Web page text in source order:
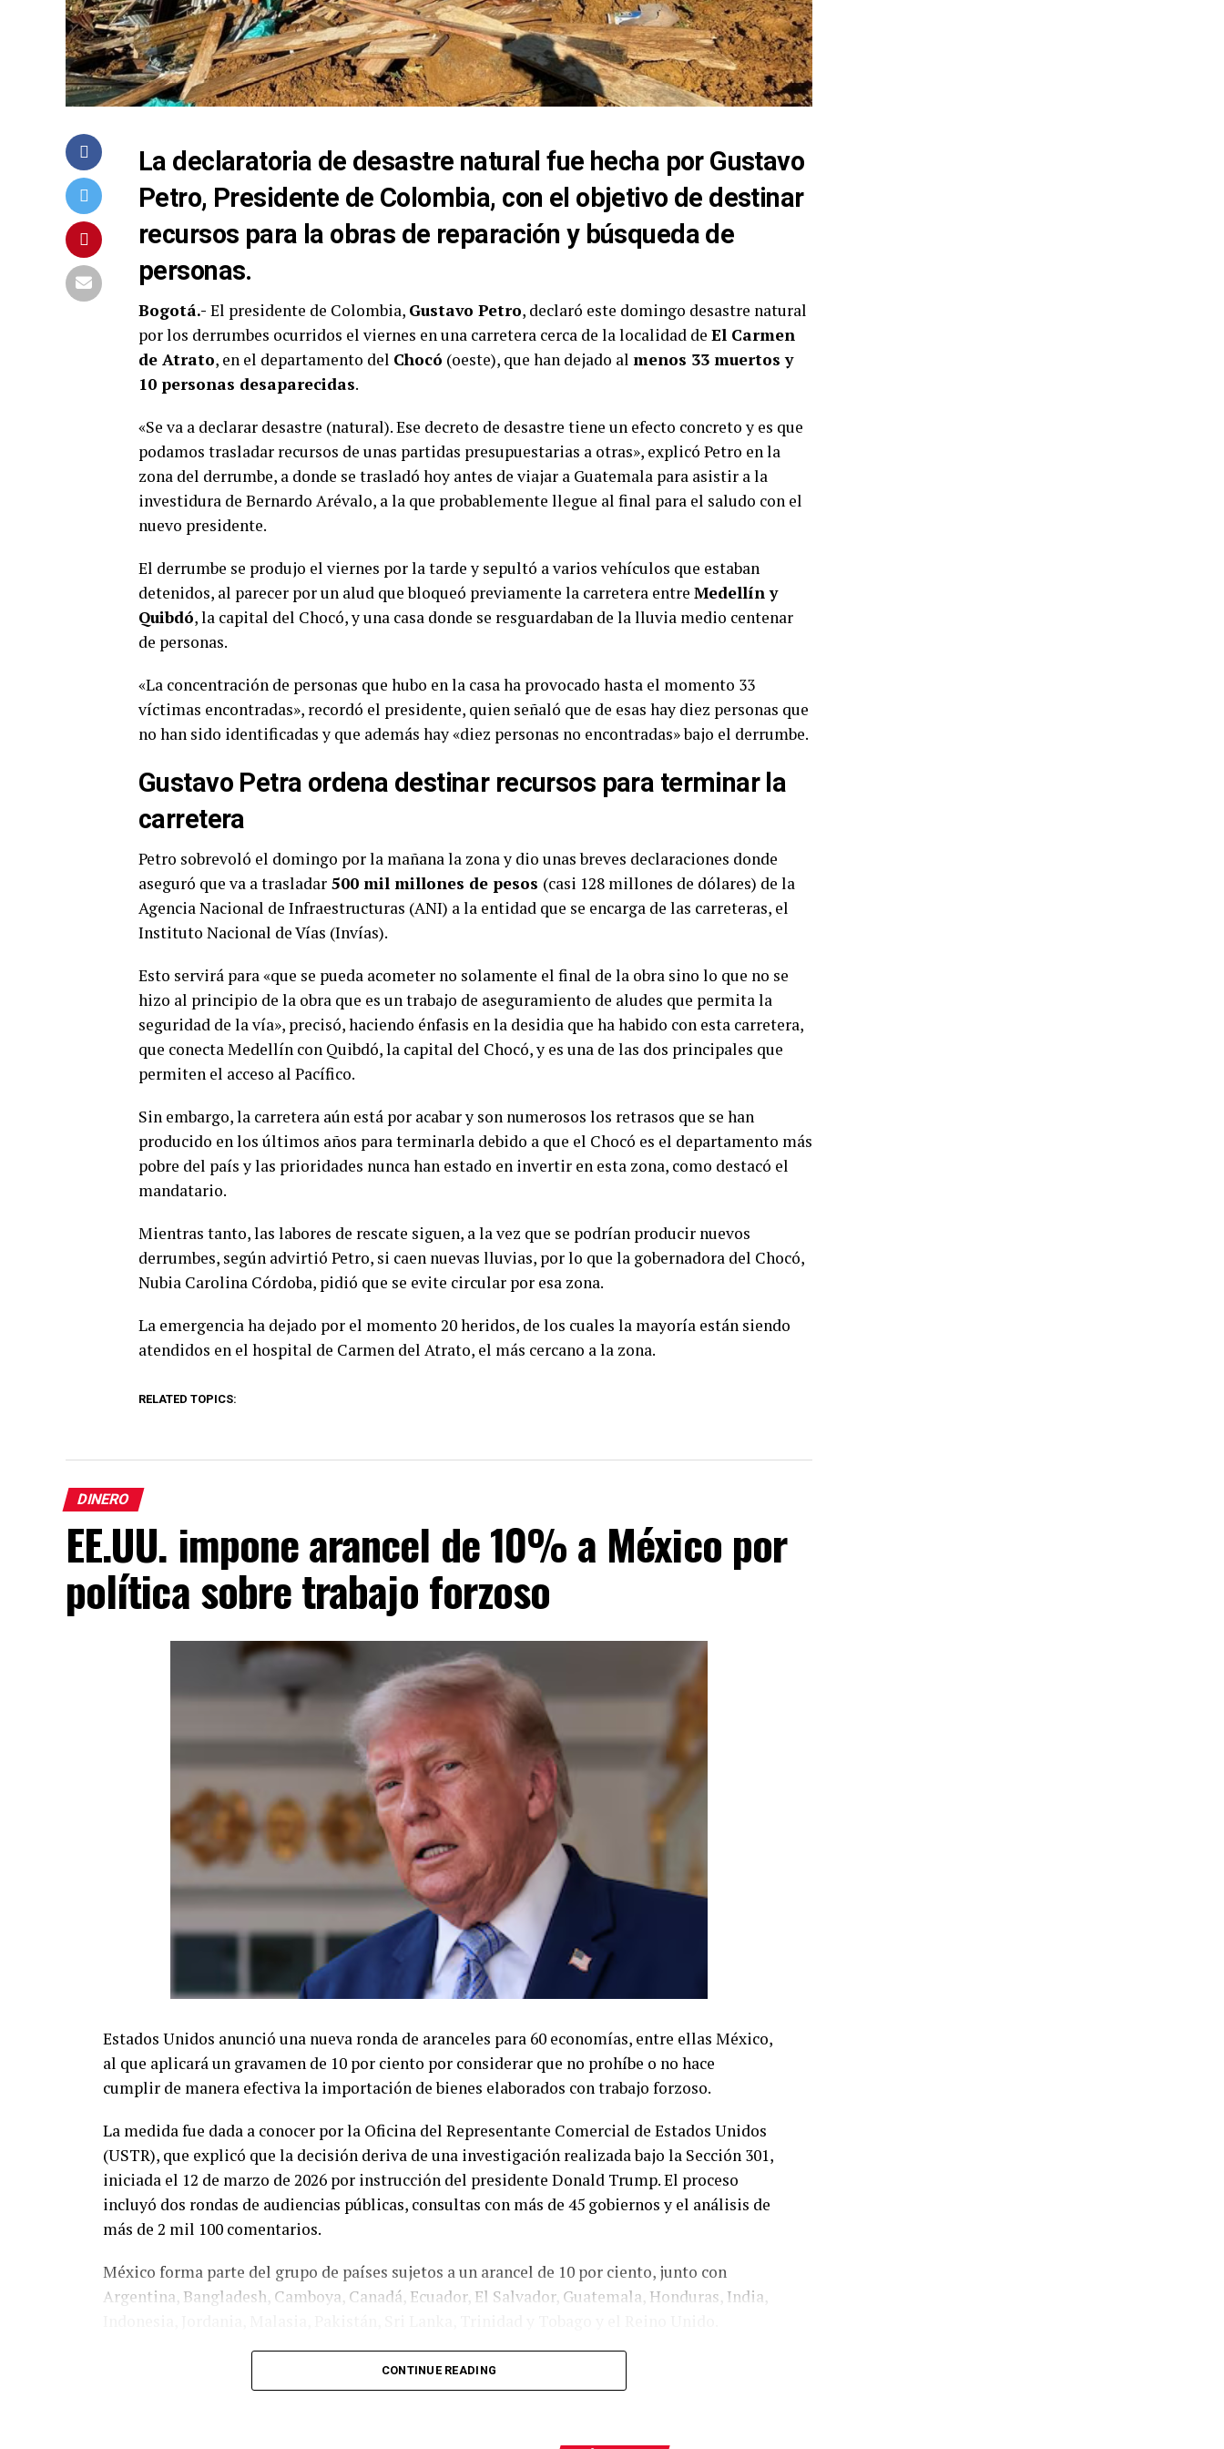
La declaratoria de desastre natural fue hecha por Gustavo
Petro, Presidente de Colombia, con el objetivo de destinar
recursos para la obras de reparación y búsqueda de
personas.
Bogotá.- El presidente de Colombia, Gustavo Petro, declaró este domingo desastre natural
por los derrumbes ocurridos el viernes en una carretera cerca de la localidad de El Carmen
de Atrato, en el departamento del Chocó (oeste), que han dejado al menos 33 muertos y
10 personas desaparecidas.
«Se va a declarar desastre (natural). Ese decreto de desastre tiene un efecto concreto y es que
podamos trasladar recursos de unas partidas presupuestarias a otras», explicó Petro en la
zona del derrumbe, a donde se trasladó hoy antes de viajar a Guatemala para asistir a la
investidura de Bernardo Arévalo, a la que probablemente llegue al final para el saludo con el
nuevo presidente.
El derrumbe se produjo el viernes por la tarde y sepultó a varios vehículos que estaban
detenidos, al parecer por un alud que bloqueó previamente la carretera entre Medellín y
Quibdó, la capital del Chocó, y una casa donde se resguardaban de la lluvia medio centenar
de personas.
«La concentración de personas que hubo en la casa ha provocado hasta el momento 33
víctimas encontradas», recordó el presidente, quien señaló que de esas hay diez personas que
no han sido identificadas y que además hay «diez personas no encontradas» bajo el derrumbe.
Gustavo Petra ordena destinar recursos para terminar la
carretera
Petro sobrevoló el domingo por la mañana la zona y dio unas breves declaraciones donde
aseguró que va a trasladar 500 mil millones de pesos (casi 128 millones de dólares) de la
Agencia Nacional de Infraestructuras (ANI) a la entidad que se encarga de las carreteras, el
Instituto Nacional de Vías (Invías).
Esto servirá para «que se pueda acometer no solamente el final de la obra sino lo que no se
hizo al principio de la obra que es un trabajo de aseguramiento de aludes que permita la
seguridad de la vía», precisó, haciendo énfasis en la desidia que ha habido con esta carretera,
que conecta Medellín con Quibdó, la capital del Chocó, y es una de las dos principales que
permiten el acceso al Pacífico.
Sin embargo, la carretera aún está por acabar y son numerosos los retrasos que se han
producido en los últimos años para terminarla debido a que el Chocó es el departamento más
pobre del país y las prioridades nunca han estado en invertir en esta zona, como destacó el
mandatario.
Mientras tanto, las labores de rescate siguen, a la vez que se podrían producir nuevos
derrumbes, según advirtió Petro, si caen nuevas lluvias, por lo que la gobernadora del Chocó,
Nubia Carolina Córdoba, pidió que se evite circular por esa zona.
La emergencia ha dejado por el momento 20 heridos, de los cuales la mayoría están siendo
atendidos en el hospital de Carmen del Atrato, el más cercano a la zona.
RELATED TOPICS:
DINERO
EE.UU. impone arancel de 10% a México por
política sobre trabajo forzoso
Estados Unidos anunció una nueva ronda de aranceles para 60 economías, entre ellas México,
al que aplicará un gravamen de 10 por ciento por considerar que no prohíbe o no hace
cumplir de manera efectiva la importación de bienes elaborados con trabajo forzoso.
La medida fue dada a conocer por la Oficina del Representante Comercial de Estados Unidos
(USTR), que explicó que la decisión deriva de una investigación realizada bajo la Sección 301,
iniciada el 12 de marzo de 2026 por instrucción del presidente Donald Trump. El proceso
incluyó dos rondas de audiencias públicas, consultas con más de 45 gobiernos y el análisis de
más de 2 mil 100 comentarios.
México forma parte del grupo de países sujetos a un arancel de 10 por ciento, junto con
Argentina, Bangladesh, Camboya, Canadá, Ecuador, El Salvador, Guatemala, Honduras, India,
De acuerdo con la USTR, esta categoría corresponde a economías que ya cuentan con una
prohibición para importar productos elaborados con trabajo forzoso, que asumieron el
CONTINUE READING